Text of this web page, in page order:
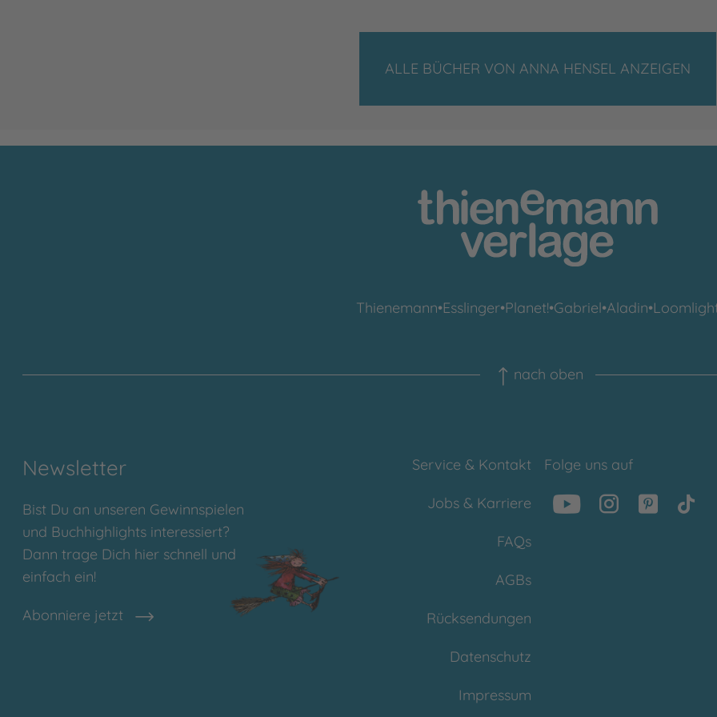
ALLE BÜCHER VON ANNA HENSEL ANZEIGEN
Thienemann•Esslinger•Planet!•Gabriel•Aladin•
nach oben
Newsletter
Bist Du an unseren Gewinnspielen
und Buchhighlights interessiert?
Dann trage Dich hier schnell und
einfach ein!
Abonniere jetzt
Service & Kontakt
Jobs & Karriere
FAQs
AGBs
Rücksendungen
Datenschutz
Impressum
Folge uns auf